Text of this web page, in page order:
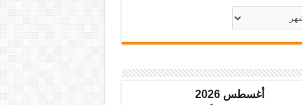
أغسطس 2026